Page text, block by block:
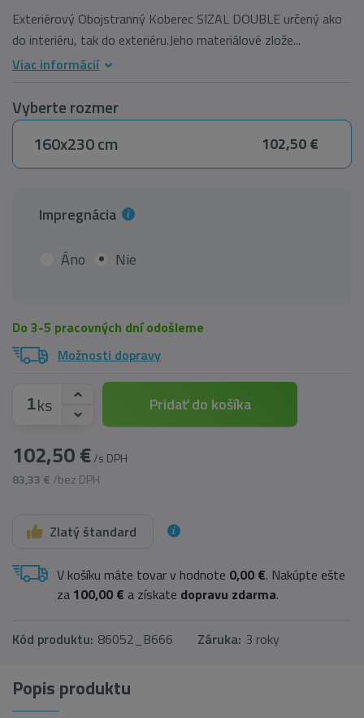
Exteriérový Obojstranný Koberec SIZAL DOUBLE určený ako
do interiéru, tak do exteriéru.Jeho materiálové zlože...
Viac informácií
Vyberte rozmer
160x230 cm
102,50 €
Impregnácia
Áno Nie
Do 3-5 pracovných dní odošleme
Možnosti dopravy
ks
102,50 €/s DPH
83,33 € /bez DPH
Pridať do košíka
Zlatý štandard
V košíku máte tovar v hodnote 0,00 €. Nakúpte ešte
za 100,00 € a získate dopravu zdarma.
Kód produktu: 86052_B666 Záruka: 3 roky
Popis produktu